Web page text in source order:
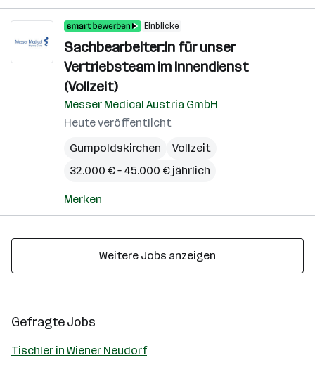
Einblicke
Sachbearbeiter:in für unser
Vertriebsteam im Innendienst
(Vollzeit)
Messer Medical Austria GmbH
Heute veröffentlicht
Gumpoldskirchen
Vollzeit
32.000 € – 45.000 € jährlich
Merken
Weitere Jobs anzeigen
Gefragte Jobs
Tischler in Wiener Neudorf